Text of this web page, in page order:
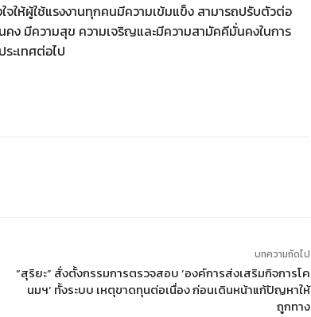
ให้ผู้ใช้แรงงานทุกคนมีความเข้มแข็ง สามารถปรับตัวต่อ
คง มีความสุข ความเจริญและมีความสามัคคีมั่นคงในการ
ะเทศต่อไป
บทความถัดไป
“สุริยะ” สั่งตั้งกรรมการตรวจสอบ ’องค์การส่งเสริมกิจการโค
นมฯ‘ ทั้งระบบ เหตุขาดทุนต่อเนื่อง ก่อนเดินหน้าแก้ปัญหาให้
ถูกทาง